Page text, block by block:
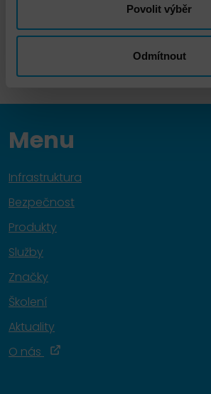
Povolit výběr
Odmítnout
vhomolka@dns.cz
Menu
Infrastruktura
Bezpečnost
Produkty
Služby
Značky
Školení
Aktuality
O nás